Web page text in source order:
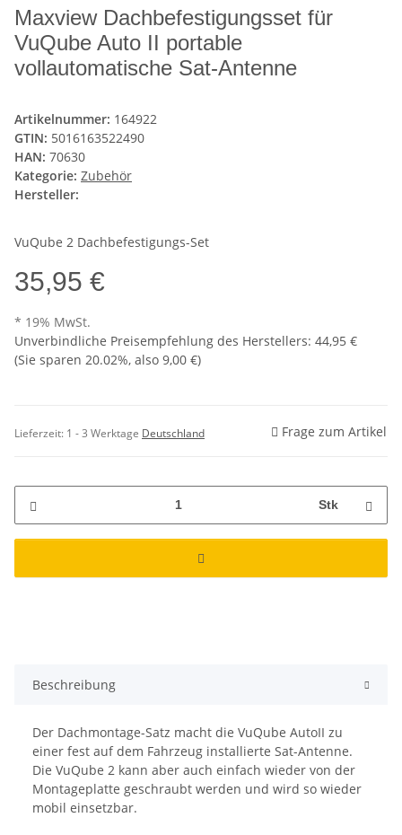
Maxview Dachbefestigungsset für
VuQube Auto II portable
vollautomatische Sat-Antenne
Artikelnummer: 164922
GTIN: 5016163522490
HAN: 70630
Kategorie: Zubehör
Hersteller:
VuQube 2 Dachbefestigungs-Set
35,95 €
* 19% MwSt.
Unverbindliche Preisempfehlung des Herstellers: 44,95 €
(Sie sparen 20.02%, also 9,00 €)
Lieferzeit: 1 - 3 Werktage Deutschland Frage zum Artikel
Stk
Beschreibung
Der Dachmontage-Satz macht die VuQube AutoII zu
einer fest auf dem Fahrzeug installierte Sat-Antenne.
Die VuQube 2 kann aber auch einfach wieder von der
Montageplatte geschraubt werden und wird so wieder
mobil einsetzbar.